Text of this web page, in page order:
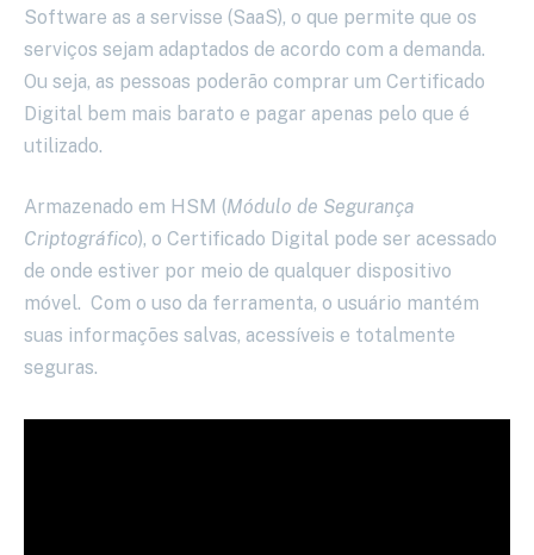
Software as a servisse (SaaS), o que permite que os
serviços sejam adaptados de acordo com a demanda.
Ou seja, as pessoas poderão comprar um Certificado
Digital bem mais barato e pagar apenas pelo que é
utilizado.
Armazenado em HSM (Módulo de Segurança
Criptográfico), o Certificado Digital pode ser acessado
de onde estiver por meio de qualquer dispositivo
móvel. Com o uso da ferramenta, o usuário mantém
suas informações salvas, acessíveis e totalmente
seguras.